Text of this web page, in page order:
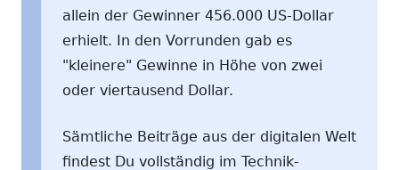
allein der Gewinner 456.000 US-Dollar
erhielt. In den Vorrunden gab es
"kleinere" Gewinne in Höhe von zwei
oder viertausend Dollar.
Sämtliche Beiträge aus der digitalen Welt
findest Du vollständig im Technik-